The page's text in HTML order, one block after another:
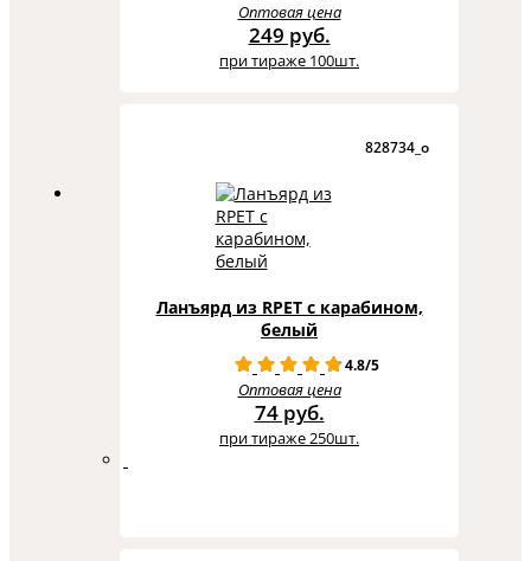
Оптовая цена
249 руб.
при тираже 100шт.
828734_o
Ланъярд из RPET с карабином,
белый
4.8/5
Оптовая цена
74 руб.
при тираже 250шт.